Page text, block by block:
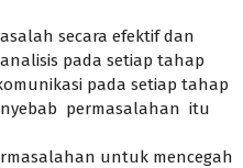
secara efektif dan
pada setiap tahap
pada setiap tahap
permasalahan itu
untuk mencegah